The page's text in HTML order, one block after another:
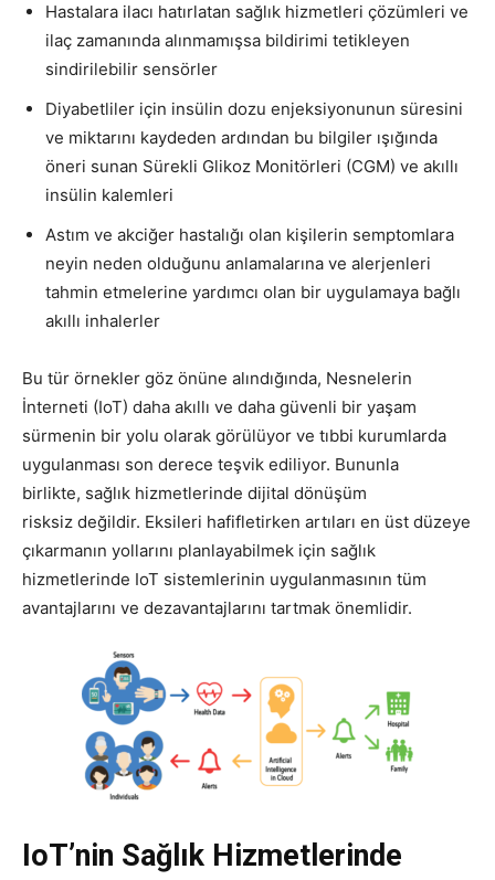
Hastalara ilacı hatırlatan sağlık hizmetleri çözümleri ve
ilaç zamanında alınmamışsa bildirimi tetikleyen
sindirilebilir sensörler
Diyabetliler için insülin dozu enjeksiyonunun süresini
ve miktarını kaydeden ardından bu bilgiler ışığında
öneri sunan Sürekli Glikoz Monitörleri (CGM) ve akıllı
insülin kalemleri
Astım ve akciğer hastalığı olan kişilerin semptomlara
neyin neden olduğunu anlamalarına ve alerjenleri
tahmin etmelerine yardımcı olan bir uygulamaya bağlı
akıllı inhalerler
Bu tür örnekler göz önüne alındığında, Nesnelerin
İnterneti (IoT) daha akıllı ve daha güvenli bir yaşam
sürmenin bir yolu olarak görülüyor ve tıbbi kurumlarda
uygulanması son derece teşvik ediliyor. Bununla
birlikte, sağlık hizmetlerinde dijital dönüşüm
risksiz değildir. Eksileri hafifletirken artıları en üst düzeye
çıkarmanın yollarını planlayabilmek için sağlık
hizmetlerinde IoT sistemlerinin uygulanmasının tüm
avantajlarını ve dezavantajlarını tartmak önemlidir.
IoT’nin Sağlık Hizmetlerinde